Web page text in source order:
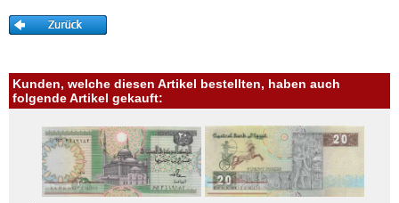
Kunden, welche diesen Artikel bestellten, haben auch
folgende Artikel gekauft: